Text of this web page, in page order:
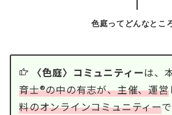
色庭ってどんなとこ
〈色庭〉コミュニティーは、
育士®の中の有志が、主催、運営
料のオンラインコミュニティー